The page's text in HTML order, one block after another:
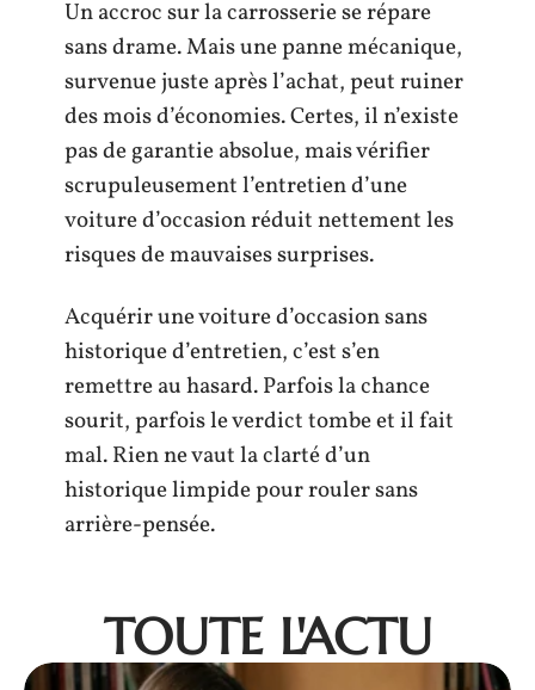
Un accroc sur la carrosserie se répare
sans drame. Mais une panne mécanique,
survenue juste après l’achat, peut ruiner
des mois d’économies. Certes, il n’existe
pas de garantie absolue, mais vérifier
scrupuleusement l’entretien d’une
voiture d’occasion réduit nettement les
risques de mauvaises surprises.
Acquérir une voiture d’occasion sans
historique d’entretien, c’est s’en
remettre au hasard. Parfois la chance
sourit, parfois le verdict tombe et il fait
mal. Rien ne vaut la clarté d’un
historique limpide pour rouler sans
arrière-pensée.
TOUTE L'ACTU